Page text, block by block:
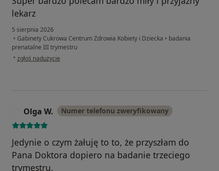
lekarz
5 sierpnia 2026
• Gabinety Cukrowa Centrum Zdrowia Kobiety i Dziecka • badania
prenatalne III trymestru
• w opinii użytkownika Karolina
zgłoś nadużycie
Olga W. Numer telefonu zweryfikowany
Jedynie o czym żałuję to to, że przyszłam do
Pana Doktora dopiero na badanie trzeciego
trymestru.